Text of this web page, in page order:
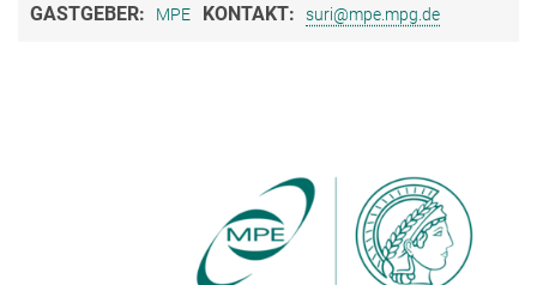
GASTGEBER: MPE KONTAKT: suri@mpe.mpg.de